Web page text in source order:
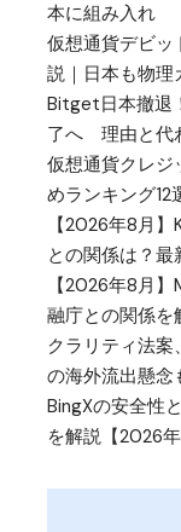
本に組み入れ
仮想通貨デビ
説｜日本も物理
Bitget日本撤退
了へ 理由と代
仮想通貨クレジ
めランキング12
【2026年8月
との関係は？
【2026年8月
融庁との関係を
クラリティ法
の海外流出懸念
BingXの安全性
を解説【2026年